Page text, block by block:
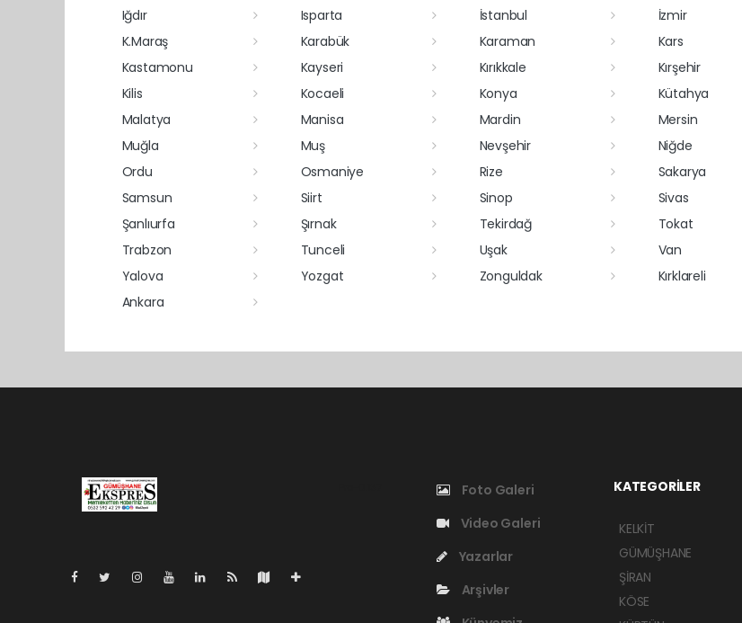
Iğdır
Isparta İstanbul
İzmir
K.Maraş
Karabük Karaman
Kars
Kastamonu
Kayseri Kırıkkale
Kırşehir
Kilis
Kocaeli Konya
Kütahya
Malatya
Manisa Mardin
Mersin
Muğla
Muş Nevşehir
Niğde
Ordu
Osmaniye Rize
Sakarya
Samsun
Siirt Sinop
Sivas
Şanlıurfa
Şırnak Tekirdağ
Tokat
Trabzon
Tunceli Uşak
Van
Yalova
Yozgat Zonguldak
Kırklareli
Ankara
Foto Galeri
Video Galeri
Yazarlar
Arşivler
KATEGORİLER
KELKİT
GÜMÜŞHANE
ŞİRAN
KÖSE